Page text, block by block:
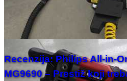
Recenzija: Philips All-in-
MG9690 – Prestiž koji